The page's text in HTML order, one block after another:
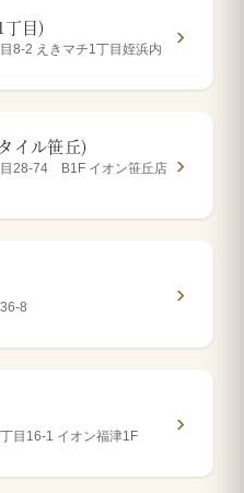
目)
8-2 えきマチ1丁目姪浜内
イル笹丘)
28-74 B1F イオン笹丘店
8
目16-1 イオン福津1F